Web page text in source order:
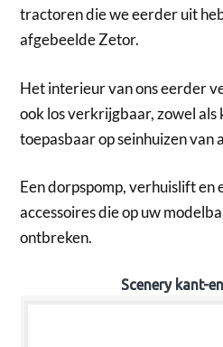
tractoren die we eerder uit
afgebeelde Zetor.
Het interieur van ons eerder
ook los verkrijgbaar, zowel
toepasbaar op seinhuizen van
Een dorpspomp, verhuislift
accessoires die op uw
ontbreken.
Scenery kant-